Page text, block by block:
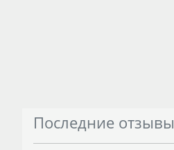
Последние отзывы